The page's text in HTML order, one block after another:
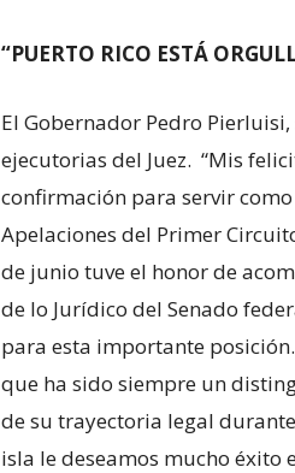
“PUERTO RICO ESTÁ
El Gobernador Pedro
ejecutorias del Juez. “Mis
confirmación para servir
Apelaciones del Primer
de junio tuve el honor de
de lo Jurídico del Senado
para esta importante
que ha sido siempre un
de su trayectoria legal
isla le deseamos mucho éxito